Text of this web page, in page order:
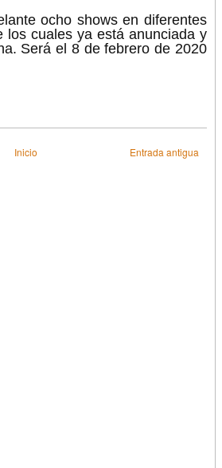
ocho shows en diferentes
los cuales ya está anunciada y
Será el 8 de febrero de 2020
Entrada antigua
Inicio